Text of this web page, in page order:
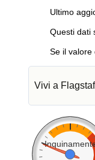
Ultimo
Questi dati
Se il valore
Vivi a